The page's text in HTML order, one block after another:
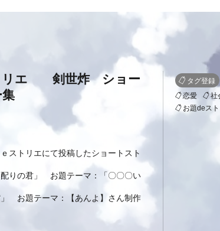
リエ 剣世炸 ショー
集
ストリエにて投稿したショートスト
配りの君」 お題テーマ：「〇〇〇い
」 お題テーマ：【あんよ】さん制作
タグ登録
恋愛
社
お題deス